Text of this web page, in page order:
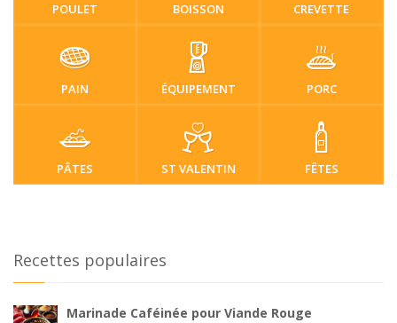
POULET BOISSON CREVETTE
PAIN ÉQUIPEMENT PORC
PÂTES ST VALENTIN FÊTES
Recettes populaires
Marinade Caféinée pour Viande Rouge